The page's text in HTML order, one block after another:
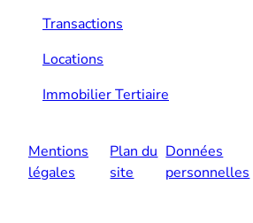
Transactions
Locations
Immobilier Tertiaire
Mentions
légales
Plan du
site
Données
personnelles